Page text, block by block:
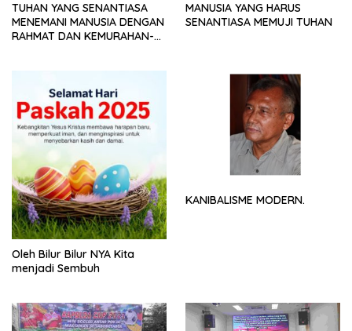
TUHAN YANG SENANTIASA
MENEMANI MANUSIA DENGAN
RAHMAT DAN KEMURAHAN-
MANUSIA YANG HARUS
SENANTIASA MEMUJI TUHAN
Oleh Bilur Bilur NYA Kita
menjadi Sembuh
KANIBALISME MODERN.